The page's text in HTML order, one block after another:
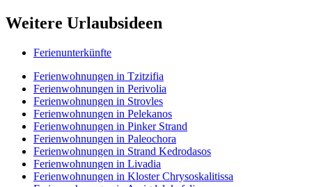
Weitere Urlaubsideen
Ferienunterkünfte
Ferienwohnungen in Tzitzifia
Ferienwohnungen in Perivolia
Ferienwohnungen in Strovles
Ferienwohnungen in Pelekanos
Ferienwohnungen in Pinker Strand
Ferienwohnungen in Paleochora
Ferienwohnungen in Strand Kedrodasos
Ferienwohnungen in Livadia
Ferienwohnungen in Kloster Chrysoskalitissa